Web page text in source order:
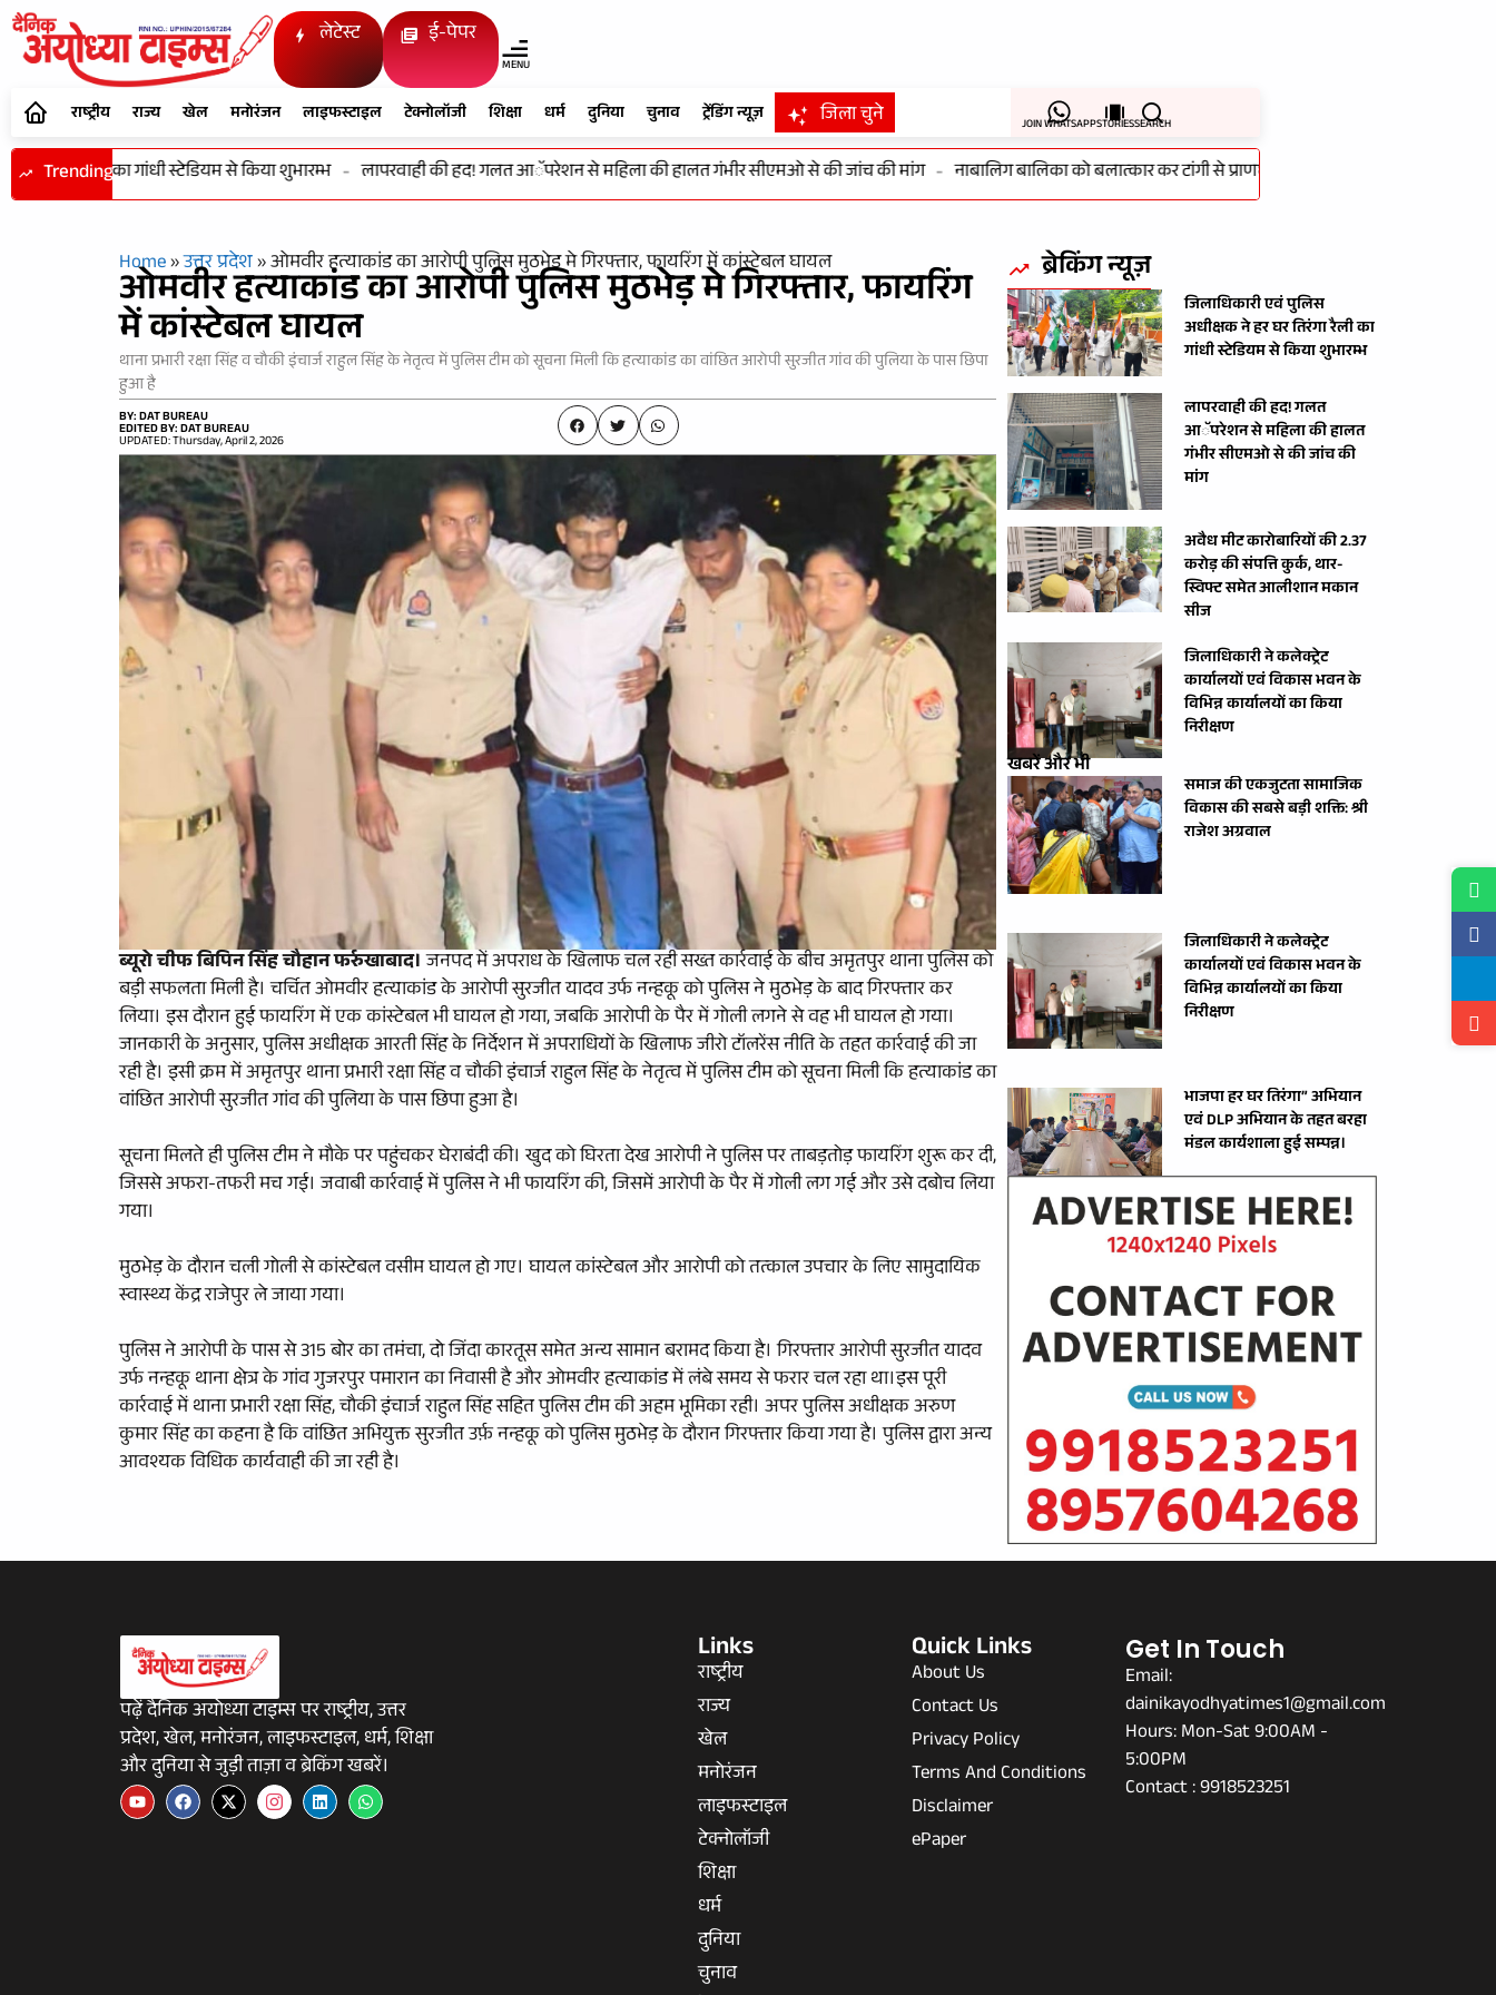
लेटेस्ट ई-पेपर
MENU
राष्ट्रीय राज्य खेल मनोरंजन लाइफस्टाइल टेक्नोलॉजी शिक्षा धर्म दुनिया चुनाव ट्रेंडिंग न्यूज़ जिला चुने JOIN WHATSAPPSTORIESSEARCH
Trending
रैली का गांधी स्टेडियम से किया शुभारम्भ - लापरवाही की हद! गलत आॅपरेशन से महिला की हालत गंभीर सीएमओ से की जांच की मांग - नाबालिग बालिका को बलात्कार कर टांगी से प्राणघातक हमला करने वाला आरोपी को चंद
Home»उत्तर प्रदेश»ओमवीर हत्याकांड का आरोपी पुलिस मुठभेड़ मे गिरफ्तार, फायरिंग में कांस्टेबल घायल
ओमवीर हत्याकांड का आरोपी पुलिस मुठभेड़ मे गिरफ्तार, फायरिंग
में कांस्टेबल घायल
थाना प्रभारी रक्षा सिंह व चौकी इंचार्ज राहुल सिंह के नेतृत्व में पुलिस टीम को सूचना मिली कि हत्याकांड का वांछित आरोपी सुरजीत गांव की पुलिया के पास छिपा
हुआ है
BY: DAT BUREAU
EDITED BY: DAT BUREAU
UPDATED: Thursday, April 2, 2026
ब्यूरो चीफ बिपिन सिंह चौहान फर्रुखाबाद।जनपद में अपराध के खिलाफ चल रही सख्त कार्रवाई के बीच अमृतपुर थाना पुलिस को
बड़ी सफलता मिली है। चर्चित ओमवीर हत्याकांड के आरोपी सुरजीत यादव उर्फ नन्हकू को पुलिस ने मुठभेड़ के बाद गिरफ्तार कर
लिया। इस दौरान हुई फायरिंग में एक कांस्टेबल भी घायल हो गया, जबकि आरोपी के पैर में गोली लगने से वह भी घायल हो गया।
जानकारी के अनुसार, पुलिस अधीक्षक आरती सिंह के निर्देशन में अपराधियों के खिलाफ जीरो टॉलरेंस नीति के तहत कार्रवाई की जा
रही है। इसी क्रम में अमृतपुर थाना प्रभारी रक्षा सिंह व चौकी इंचार्ज राहुल सिंह के नेतृत्व में पुलिस टीम को सूचना मिली कि हत्याकांड का
वांछित आरोपी सुरजीत गांव की पुलिया के पास छिपा हुआ है।
सूचना मिलते ही पुलिस टीम ने मौके पर पहुंचकर घेराबंदी की। खुद को घिरता देख आरोपी ने पुलिस पर ताबड़तोड़ फायरिंग शुरू कर दी,
जिससे अफरा-तफरी मच गई। जवाबी कार्रवाई में पुलिस ने भी फायरिंग की, जिसमें आरोपी के पैर में गोली लग गई और उसे दबोच लिया
गया।
मुठभेड़ के दौरान चली गोली से कांस्टेबल वसीम घायल हो गए। घायल कांस्टेबल और आरोपी को तत्काल उपचार के लिए सामुदायिक
स्वास्थ्य केंद्र राजेपुर ले जाया गया।
पुलिस ने आरोपी के पास से 315 बोर का तमंचा, दो जिंदा कारतूस समेत अन्य सामान बरामद किया है। गिरफ्तार आरोपी सुरजीत यादव
उर्फ नन्हकू थाना क्षेत्र के गांव गुजरपुर पमारान का निवासी है और ओमवीर हत्याकांड में लंबे समय से फरार चल रहा था।इस पूरी
कार्रवाई में थाना प्रभारी रक्षा सिंह, चौकी इंचार्ज राहुल सिंह सहित पुलिस टीम की अहम भूमिका रही। अपर पुलिस अधीक्षक अरुण
कुमार सिंह का कहना है कि वांछित अभियुक्त सुरजीत उर्फ़ नन्हकू को पुलिस मुठभेड़ के दौरान गिरफ्तार किया गया है। पुलिस द्वारा अन्य
आवश्यक विधिक कार्यवाही की जा रही है।
ब्रेकिंग न्यूज़
जिलाधिकारी एवं पुलिस
अधीक्षक ने हर घर तिरंगा रैली का
गांधी स्टेडियम से किया शुभारम्भ
लापरवाही की हद! गलत
आॅपरेशन से महिला की हालत
गंभीर सीएमओ से की जांच की
मांग
अवैध मीट कारोबारियों की 2.37
करोड़ की संपत्ति कुर्क, थार-
स्विफ्ट समेत आलीशान मकान
सीज
जिलाधिकारी ने कलेक्ट्रेट
कार्यालयों एवं विकास भवन के
विभिन्न कार्यालयों का किया
निरीक्षण
खबरें और भी
समाज की एकजुटता सामाजिक
विकास की सबसे बड़ी शक्ति: श्री
राजेश अग्रवाल
जिलाधिकारी ने कलेक्ट्रेट
कार्यालयों एवं विकास भवन के
विभिन्न कार्यालयों का किया
निरीक्षण
भाजपा हर घर तिरंगा” अभियान
एवं DLP अभियान के तहत बरहा
मंडल कार्यशाला हुई सम्पन्न।
पढ़ें दैनिक अयोध्या टाइम्स पर राष्ट्रीय, उत्तर
प्रदेश, खेल, मनोरंजन, लाइफस्टाइल, धर्म, शिक्षा
और दुनिया से जुड़ी ताज़ा व ब्रेकिंग खबरें।
Links
राष्ट्रीय
राज्य
खेल
मनोरंजन
लाइफस्टाइल
टेक्नोलॉजी
शिक्षा
धर्म
दुनिया
चुनाव
Quick Links
About Us
Contact Us
Privacy Policy
Terms And Conditions
Disclaimer
ePaper
Get In Touch
Email:
dainikayodhyatimes1@gmail.com
Hours: Mon-Sat 9:00AM -
5:00PM
Contact : 9918523251